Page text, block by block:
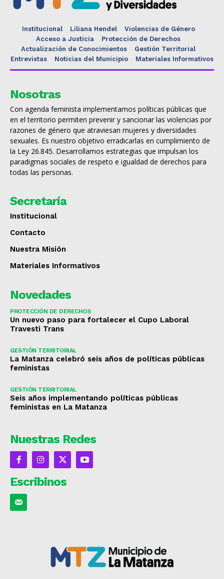
Institucional Liliana Hendel
Violencias de Género
Acceso a Justicia
Protección de Derechos
Actualización de Conocimientos
Gestión Territorial
Entrevistas
Noticias del Municipio Materiales Informativos
Nosotras
Con agenda feminista implementamos políticas públicas que
en el territorio permiten prevenir y sancionar las violencias por
razones de género que atraviesan mujeres y diversidades
sexuales. Es nuestro objetivo erradicarlas en cumplimiento de
la Ley 26.845. Desarrollamos estrategias que impulsan los
paradigmas sociales de respeto e igualdad de derechos para
todas las personas.
Secretaría
Institucional
Contacto
Nuestra Misión
Materiales Informativos
Novedades
PROTECCIÓN DE DERECHOS
Un nuevo paso para fortalecer el Cupo Laboral
Travesti Trans
GESTIÓN TERRITORIAL
La Matanza celebró seis años de políticas públicas
feministas
GESTIÓN TERRITORIAL
Seis años implementando políticas públicas
feministas en La Matanza
Nuestras Redes
Escribinos